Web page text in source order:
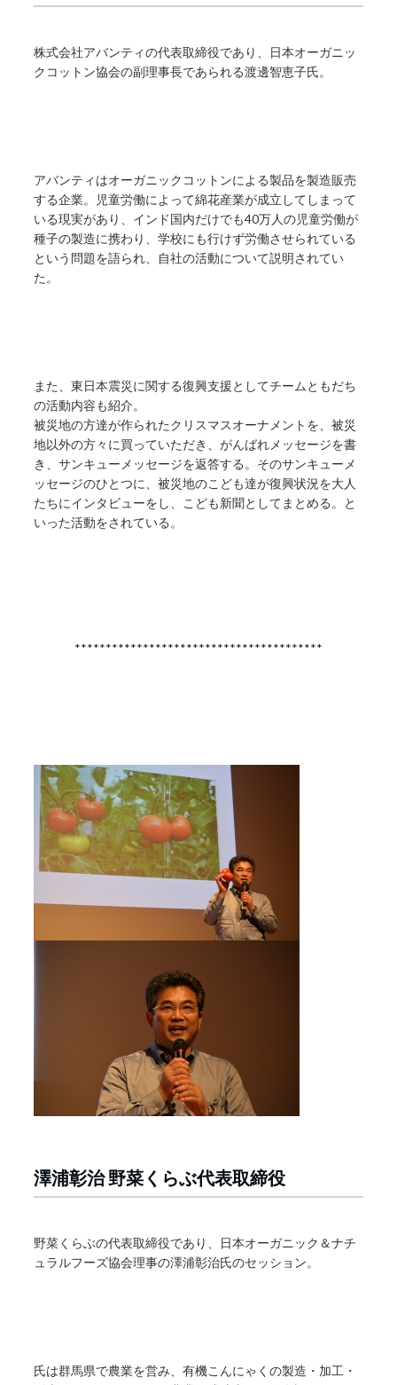
株式会社アバンティの代表取締役であり、日本オーガニッ
クコットン協会の副理事長であられる渡邊智恵子氏。
アバンティはオーガニックコットンによる製品を製造販売
する企業。児童労働によって綿花産業が成立してしまって
いる現実があり、インド国内だけでも40万人の児童労働が
種子の製造に携わり、学校にも行けず労働させられている
という問題を語られ、自社の活動について説明されてい
た。
また、東日本震災に関する復興支援としてチームともだち
の活動内容も紹介。
被災地の方達が作られたクリスマスオーナメントを、被災
地以外の方々に買っていただき、がんばれメッセージを書
き、サンキューメッセージを返答する。そのサンキューメ
ッセージのひとつに、被災地のこども達が復興状況を大人
たちにインタビューをし、こども新聞としてまとめる。と
いった活動をされている。
****************************************
澤浦彰治 野菜くらぶ代表取締役
野菜くらぶの代表取締役であり、日本オーガニック＆ナチ
ュラルフーズ協会理事の澤浦彰治氏のセッション。
氏は群馬県で農業を営み、有機こんにゃくの製造・加工・